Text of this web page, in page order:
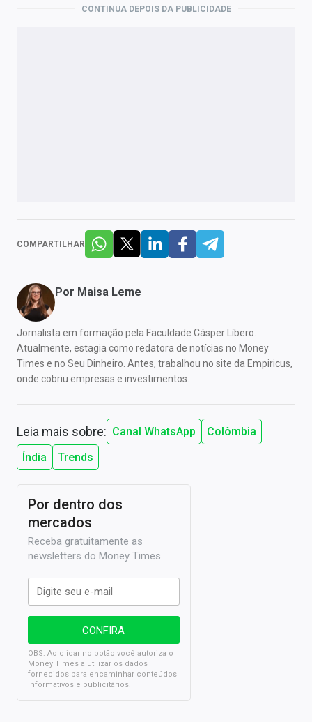
CONTINUA DEPOIS DA PUBLICIDADE
COMPARTILHAR
Por Maisa Leme
Jornalista em formação pela Faculdade Cásper Líbero.
Atualmente, estagia como redatora de notícias no Money
Times e no Seu Dinheiro. Antes, trabalhou no site da Empiricus,
onde cobriu empresas e investimentos.
Leia mais sobre: Canal WhatsApp
Colômbia
Índia
Trends
Por dentro dos
mercados
Receba gratuitamente as
newsletters do Money Times
OBS: Ao clicar no botão você autoriza o
Money Times a utilizar os dados
fornecidos para encaminhar conteúdos
informativos e publicitários.